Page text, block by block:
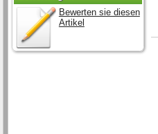
Bewerten sie diesen
Artikel